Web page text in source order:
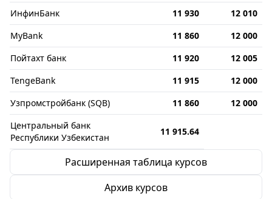
ИнфинБанк 11 930
12 010
MyBank
11 860
12 000
Пойтахт банк
11 920
12 005
TengeBank
11 915
12 000
Узпромстройбанк (SQB)
11 860
12 000
Центральный банк
Республики Узбекистан
11 915.64
Расширенная таблица курсов
Архив курсов